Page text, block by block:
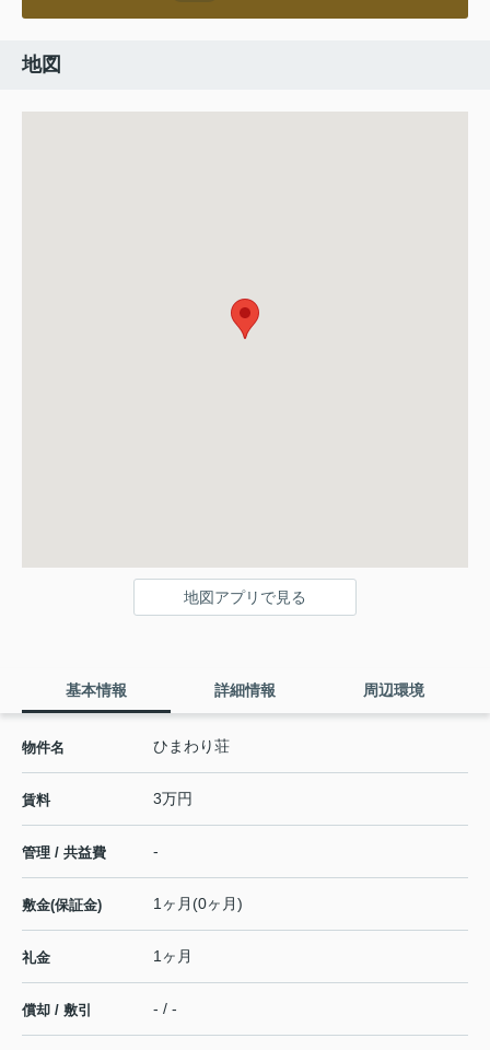
地図
地図アプリで見る
基本情報 詳細情報 周辺環境
物件名 ひまわり荘
賃料 3万円
管理 / 共益費 -
敷金(保証金) 1ヶ月(0ヶ月)
礼金 1ヶ月
償却 / 敷引 - / -